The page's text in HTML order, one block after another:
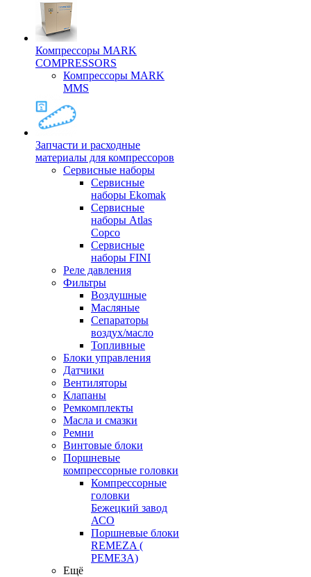
Компрессоры MARK
COMPRESSORS
Компрессоры MARK
MMS
Запчасти и расходные
материалы для компрессоров
Cервисные наборы
Сервисные
наборы Ekomak
Cервисные
наборы Atlas
Copco
Сервисные
наборы FINI
Реле давления
Фильтры
Воздушные
Масляные
Сепараторы
воздух/масло
Топливные
Блоки управления
Датчики
Вентиляторы
Клапаны
Ремкомплекты
Масла и смазки
Ремни
Винтовые блоки
Поршневые
компрессорные головки
Компрессорные
головки
Бежецкий завод
АСО
Поршневые блоки
REMEZA (
РЕМЕЗА)
Ещё